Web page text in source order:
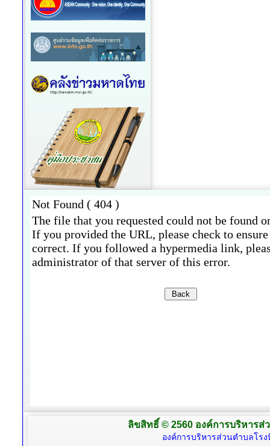
ลิขสิทธิ์ © 2560 องค์การบริหารส่
องค์การบริหารส่วนตำบลโร